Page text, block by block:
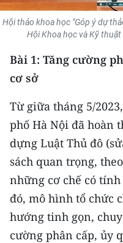
54 DÂN TỘC VIỆT NAM
CHƯƠNG TRÌNH
MỘT SẢN PHẨM
MEDIA CENTER
E-Magazine
Video
Media Chính trị
Media Kinh tế
Hội thảo khoa học "Góp ý dự
Hội Khoa học và Kỹ
Bài 1: Tăng cường
cơ sở
Từ giữa tháng 5/
phố Hà Nội đã hoàn
dựng Luật Thủ đô
sách quan trọng,
những cơ chế có
đó, mô hình tổ chức
hướng tinh gọn,
cường phân cấp, ủy